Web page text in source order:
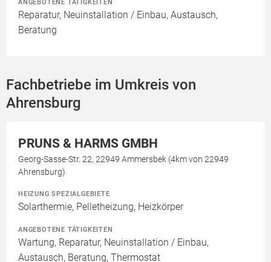
ANGEBOTENE TÄTIGKEITEN
Reparatur, Neuinstallation / Einbau, Austausch,
Beratung
Fachbetriebe im Umkreis von
Ahrensburg
PRUNS & HARMS GMBH
Georg-Sasse-Str. 22, 22949 Ammersbek (4km von 22949
Ahrensburg)
HEIZUNG SPEZIALGEBIETE
Solarthermie, Pelletheizung, Heizkörper
ANGEBOTENE TÄTIGKEITEN
Wartung, Reparatur, Neuinstallation / Einbau,
Austausch, Beratung, Thermostat